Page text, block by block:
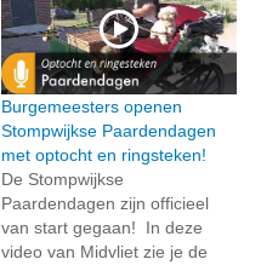
Burgemeesters openen
Stompwijkse Paardendagen
met optocht en ringsteken!
De Stompwijkse
Paardendagen zijn officieel
van start gegaan! In deze
video van Midvliet zie je de